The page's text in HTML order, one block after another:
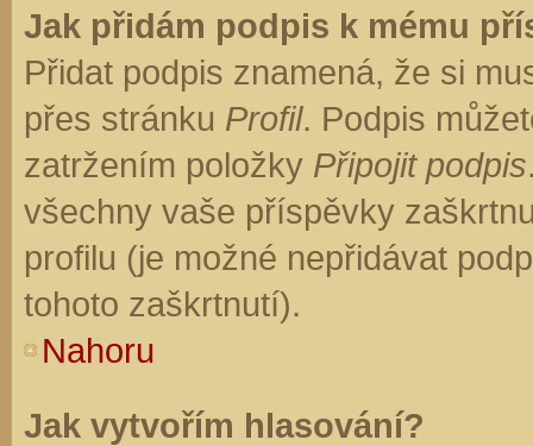
Jak přidám podpis k mému
Přidat podpis znamená, že si
přes stránku Profil. Podpis
zatržením položky Připojit podpis
všechny vaše příspěvky
profilu (je možné nepřidávat
tohoto zaškrtnutí).
Nahoru
Jak vytvořím hlasování?